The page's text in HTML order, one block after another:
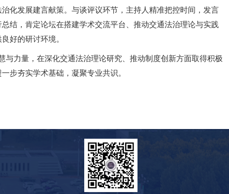
化发展建言献策。与谈评议环节，主持人精准把控时间，发言
结，肯定论坛在搭建学术交流平台、推动交通法治理论与实践
好的研讨环境。
力量，在深化交通法治理论研究、推动制度创新方面取得积极
步夯实学术基础，凝聚专业共识。